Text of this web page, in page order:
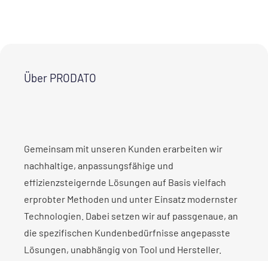
Über PRODATO
Gemeinsam mit unseren Kunden erarbeiten wir
nachhaltige, anpassungsfähige und
effizienzsteigernde Lösungen auf Basis vielfach
erprobter Methoden und unter Einsatz modernster
Technologien. Dabei setzen wir auf passgenaue, an
die spezifischen Kundenbedürfnisse angepasste
Lösungen, unabhängig von Tool und Hersteller.